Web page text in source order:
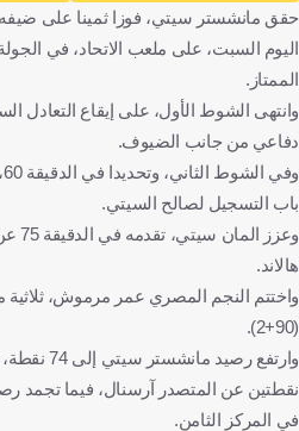
الدوري الإنجليزي الممتاز
آرسنال
إرلينج هالاند
جيريمي دوكو إنجلترا
حقق مانشستر سيتي، فوزا ثمينا على ضيفه
الممتاز.
وانتهى الشوط الأول، على إيقاع التعادل
دفاعي من جانب الضيوف.
باب التسجيل لصالح السيتي.
هالاند.
واختتم النجم المصري عمر مرموش،
(90+2).
وارتفع رصيد
في المركز الثامن.